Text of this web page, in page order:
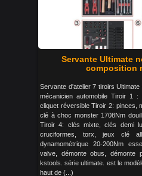
Servante Ultimate
composition
Servante d'atelier 7 tiroirs
mécanicien automobile Tiroir 1
cliquet réversible Tiroir 2: pinces,
clé à choc monster 1708Nm
Tiroir 4: clés mixte, clés demi
cruciformes, torx, jeux clé
dynamométrique 20-200Nm
valve, démonte obus, démonte
kstools. série ultimate. est le
haut de (...)